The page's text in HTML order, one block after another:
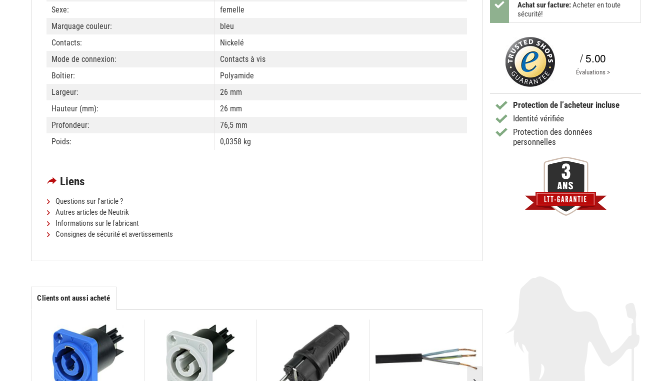
Sexe:
femelle
Marquage couleur:
bleu
Contacts:
Nickelé
Mode de connexion:
Contacts à vis
Boîtier:
Polyamide
Largeur:
26 mm
Hauteur (mm):
26 mm
Profondeur:
76,5 mm
Poids:
0,0358 kg
Liens
Questions sur l'article ?
Autres articles de Neutrik
Informations sur le fabricant
Consignes de sécurité et avertissements
Achat sur facture:Acheter en toute
sécurité!
/ 5.00
Évaluations >
Protection de l’acheteur incluse
Identité vérifiée
Protection des données
personnelles
Clients ont aussi acheté